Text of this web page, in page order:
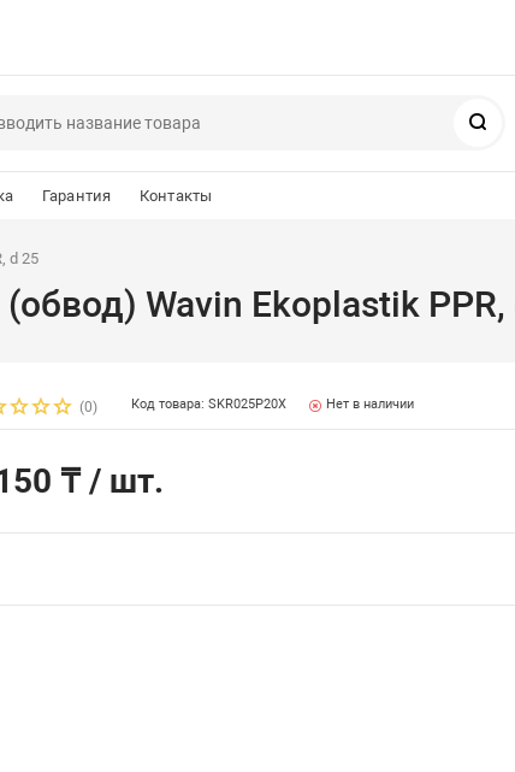
Гарантия Контакты
d 25
Wavin Ekoplastik PPR,
(0) Код товара: SKR025P20X Нет в наличии
₸/ шт.